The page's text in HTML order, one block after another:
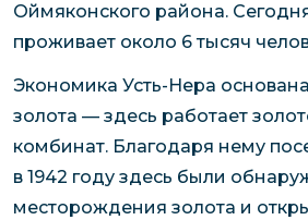
Оймяконского района.
проживает около 6 тысяч
Экономика Усть-Нера
золота — здесь работает
комбинат. Благодаря нему
в 1942 году здесь были
месторождения золота и